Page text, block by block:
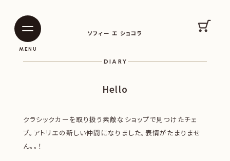
ソフィー エ ショコラ
MENU
カー
DIARY
Hello
クラシックカーを取り扱う素敵なショップで見つけたチェ
ブ。アトリエの新しい仲間になりました。表情がたまりませ
ん。。！